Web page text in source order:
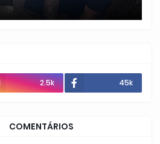
2.5k 45k
COMENTÁRIOS